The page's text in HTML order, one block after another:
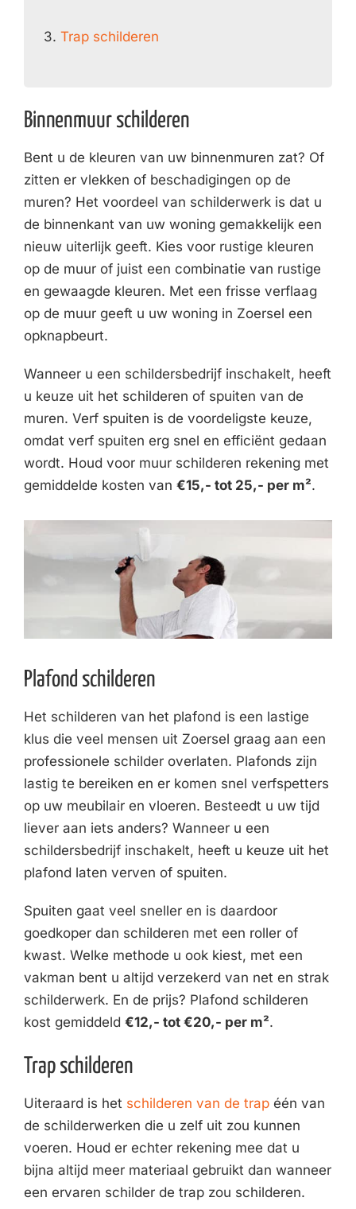
3. Trap schilderen
Binnenmuur schilderen
Bent u de kleuren van uw binnenmuren zat? Of
zitten er vlekken of beschadigingen op de
muren? Het voordeel van schilderwerk is dat u
de binnenkant van uw woning gemakkelijk een
nieuw uiterlijk geeft. Kies voor rustige kleuren
op de muur of juist een combinatie van rustige
en gewaagde kleuren. Met een frisse verflaag
op de muur geeft u uw woning in Zoersel een
opknapbeurt.
Wanneer u een schildersbedrijf inschakelt, heeft
u keuze uit het schilderen of spuiten van de
muren. Verf spuiten is de voordeligste keuze,
omdat verf spuiten erg snel en efficiënt gedaan
wordt. Houd voor muur schilderen rekening met
gemiddelde kosten van €15,- tot 25,- per m².
Plafond schilderen
Het schilderen van het plafond is een lastige
klus die veel mensen uit Zoersel graag aan een
professionele schilder overlaten. Plafonds zijn
lastig te bereiken en er komen snel verfspetters
op uw meubilair en vloeren. Besteedt u uw tijd
liever aan iets anders? Wanneer u een
schildersbedrijf inschakelt, heeft u keuze uit het
plafond laten verven of spuiten.
Spuiten gaat veel sneller en is daardoor
goedkoper dan schilderen met een roller of
kwast. Welke methode u ook kiest, met een
vakman bent u altijd verzekerd van net en strak
schilderwerk. En de prijs? Plafond schilderen
kost gemiddeld €12,- tot €20,- per m².
Trap schilderen
Uiteraard is het schilderen van de trap één van
de schilderwerken die u zelf uit zou kunnen
voeren. Houd er echter rekening mee dat u
bijna altijd meer materiaal gebruikt dan wanneer
een ervaren schilder de trap zou schilderen.